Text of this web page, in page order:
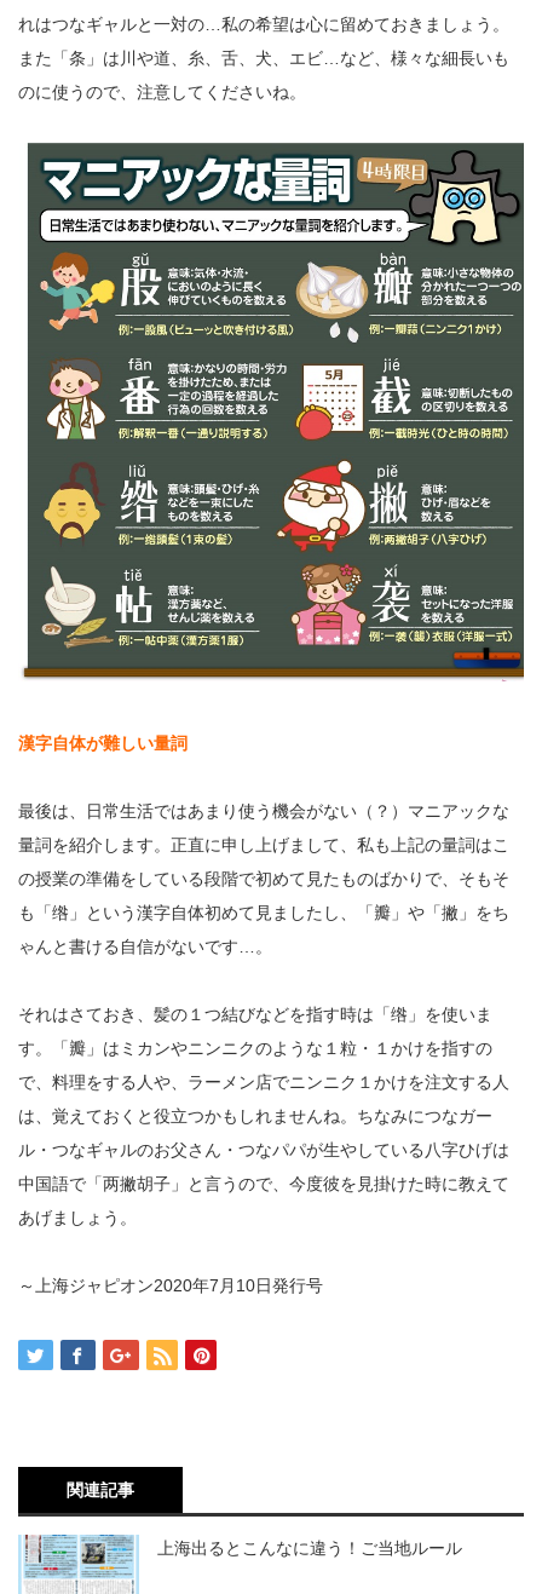
れはつなギャルと一対の…私の希望は心に留めておきましょう。
また「条」は川や道、糸、舌、犬、エビ…など、様々な細長いも
のに使うので、注意してくださいね。
漢字自体が難しい量詞
最後は、日常生活ではあまり使う機会がない（？）マニアックな
量詞を紹介します。正直に申し上げまして、私も上記の量詞はこ
の授業の準備をしている段階で初めて見たものばかりで、そもそ
も「绺」という漢字自体初めて見ましたし、「瓣」や「撇」をち
ゃんと書ける自信がないです…。
それはさておき、髪の１つ結びなどを指す時は「绺」を使いま
す。「瓣」はミカンやニンニクのような１粒・１かけを指すの
で、料理をする人や、ラーメン店でニンニク１かけを注文する人
は、覚えておくと役立つかもしれませんね。ちなみにつなガー
ル・つなギャルのお父さん・つなパパが生やしている八字ひげは
中国語で「两撇胡子」と言うので、今度彼を見掛けた時に教えて
あげましょう。
～上海ジャピオン2020年7月10日発行号
関連記事
上海出るとこんなに違う！ご当地ルール